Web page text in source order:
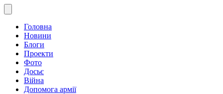
Головна
Новини
Блоги
Проекти
Фото
Досьє
Війна
Допомога армії